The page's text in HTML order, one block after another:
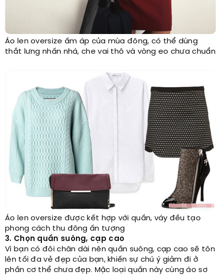
Áo len oversize ấm áp của mùa đông, có thể dùng
thắt lưng nhấn nhá, che vai thô và vòng eo chưa chuẩn
Áo len oversize được kết hợp với quần, váy đều tạo
phong cách thu đông ấn tượng
3. Chọn quần suông, cạp cao
Vì bạn có đôi chân dài nên quần suông, cạp cao sẽ tôn
lên tối đa vẻ đẹp của bạn, khiến sự chú ý giảm đi ở
phần cơ thể chưa đẹp. Mặc loại quần này cùng áo sơ